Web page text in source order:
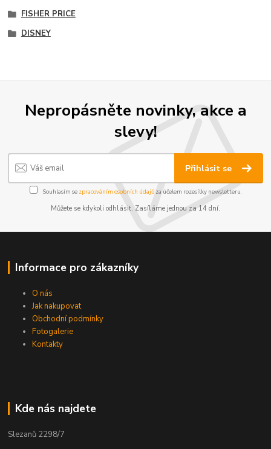
FISHER PRICE
DISNEY
Nepropásněte novinky, akce a
slevy!
Přihlásit se
Souhlasím se zpracováním osobních údajůza účelem rozesílky newsletteru.
Můžete se kdykoli odhlásit. Zasíláme jednou za 14 dní.
Informace pro zákazníky
O nás
Jak nakupovat
Obchodní podmínky
Fotogalerie
Kontakty
Kde nás najdete
Slezanů 2298/7